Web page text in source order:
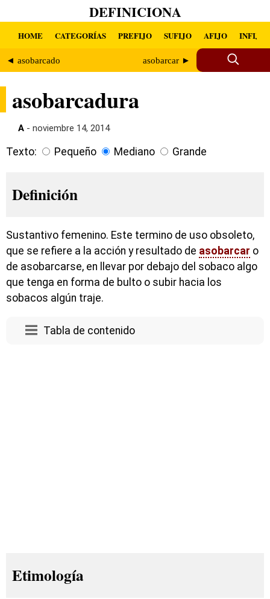
DEFINICIONA
HOME CATEGORÍAS PREFIJO SUFIJO AFIJO INFIJO
◄ asobarcado asobarcar ►
asobarcadura
A - noviembre 14, 2014
Texto: Pequeño Mediano Grande
Definición
Sustantivo femenino. Este termino de uso obsoleto,
que se refiere a la acción y resultado de asobarcar o
de asobarcarse, en llevar por debajo del sobaco algo
que tenga en forma de bulto o subir hacia los
sobacos algún traje.
Tabla de contenido
Etimología